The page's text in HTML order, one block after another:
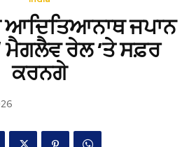
ਜਪਾਨ
ਮੈਗਲੈਵ ਰੇਲ ‘ਤੇ ਸਫ਼ਰ
ਕਰਨਗੇ